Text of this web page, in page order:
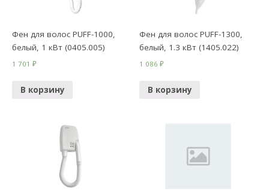
Фен для волос PUFF-1000,
белый, 1 кВт (0405.005)
1 701₽
В корзину
Фен для волос PUFF-1300,
белый, 1.3 кВт (1405.022)
1 086₽
В корзину